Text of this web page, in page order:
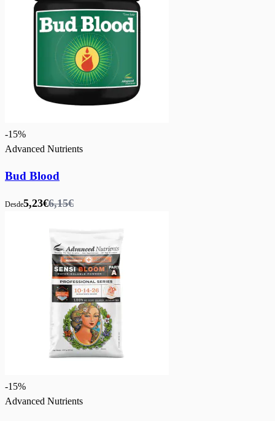
-15%
Advanced Nutrients
Bud Blood
Desde5,23€6,15€
-15%
Advanced Nutrients